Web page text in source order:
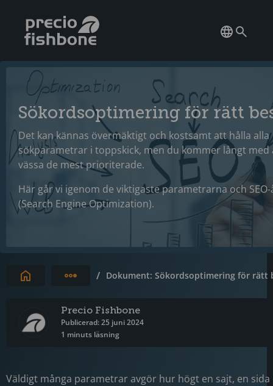
Sökordsoptimering för rätt
Det kan kännas övermäktigt och kostsamt att hålla alla
sökparametrar i toppskick, men du kommer långt med
vässa de mest prioriterade.
Här går vi igenom de viktigaste parametrarna och
(Search Engine Optimization).
Expandera brödsmulor
/ Dokument: Sökordsoptimering för rätt
Precio Fishbone
Publicerad: 25 juni 2024
1 minuts läsning
Väldigt många parametrar avgör hur högt en sajt, en